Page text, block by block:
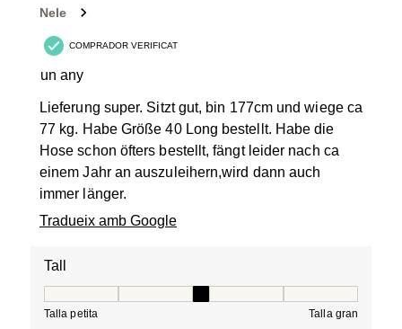
Nele
COMPRADOR VERIFICAT
un any
Lieferung super. Sitzt gut, bin 177cm und wiege ca
77 kg. Habe Größe 40 Long bestellt. Habe die
Hose schon öfters bestellt, fängt leider nach ca
einem Jahr an auszuleihern,wird dann auch
immer länger.
Tradueix amb Google
Tall
Talla petita Talla gran